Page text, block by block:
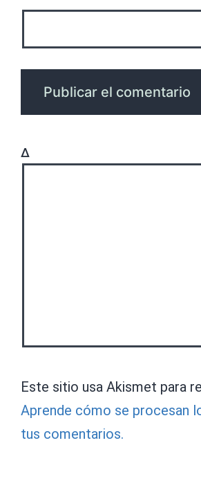
Δ
Este sitio usa Akismet para
Aprende cómo se procesan
tus comentarios.